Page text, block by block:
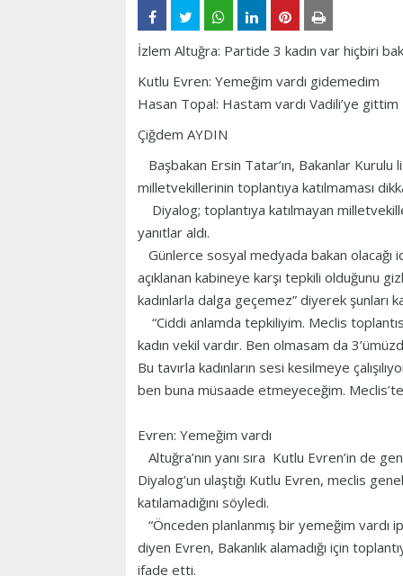
İzlem Altuğra: Partide 3 kadın var hiçbiri
Kutlu Evren: Yemeğim vardı gidemedim
Hasan Topal: Hastam vardı Vadili’ye gittim
Çiğdem AYDIN
Başbakan Ersin Tatar’ın, Bakanlar Kurulu
milletvekillerinin toplantıya katılmaması
Diyalog; toplantıya katılmayan
yanıtlar aldı.
Günlerce sosyal medyada bakan olacağı
açıklanan kabineye karşı tepkili olduğunu
kadınlarla dalga geçemez” diyerek şunları
“Ciddi anlamda tepkiliyim. Meclis
kadın vekil vardır. Ben olmasam da
Bu tavırla kadınların sesi kesilmeye
ben buna müsaade etmeyeceğim.
Evren: Yemeğim vardı
Altuğra’nın yanı sıra Kutlu Evren’in de
Diyalog’un ulaştığı Kutlu Evren, meclis
katılamadığını söyledi.
“Önceden planlanmış bir yemeğim vardı
diyen Evren, Bakanlık alamadığı için
ifade etti.